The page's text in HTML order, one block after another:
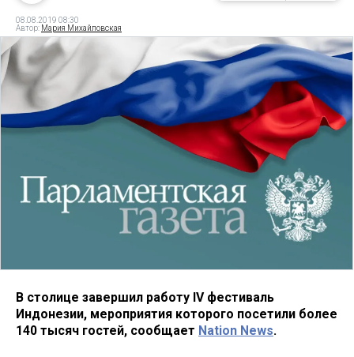
08.08.2019 08:30
Автор: Мария Михайловская
В столице завершил работу IV фестиваль
Индонезии, мероприятия которого посетили более
140 тысяч гостей, сообщает Nation News.